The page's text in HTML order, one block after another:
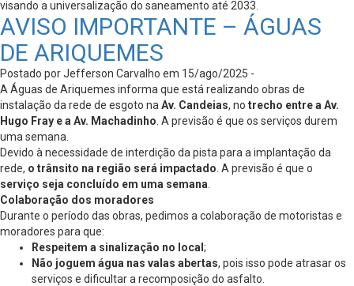
visando a universalização do saneamento até 2033.
AVISO IMPORTANTE – ÁGUAS
DE ARIQUEMES
Postado por Jefferson Carvalho em 15/ago/2025 -
A Águas de Ariquemes informa que está realizando obras de
instalação da rede de esgoto na Av. Candeias, no trecho entre a Av.
Hugo Fray e a Av. Machadinho . A previsão é que os serviços durem
uma semana.
Devido à necessidade de interdição da pista para a implantação da
rede, o trânsito na região será impactado . A previsão é que o
serviço seja concluído em uma semana
Colaboração dos moradores
Durante o período das obras, pedimos a colaboração de motoristas e
moradores para que:
Respeitem a sinalização no local ;
Não joguem água nas valas abertas, pois isso pode atrasar os
serviços e dificultar a recomposição do asfalto.